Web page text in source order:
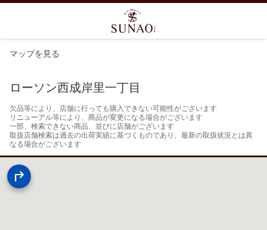
マップを見る
ローソン西成岸里一丁目
欠品等により、店舗に行っても購入できない可能性がございます
リニューアル等により、商品が変更になる場合がございます
一部、検索できない商品、並びに店舗がございます
取扱店舗検索は過去の出荷実績に基づくものであり、最新の取扱状況とは異
なる場合がございます